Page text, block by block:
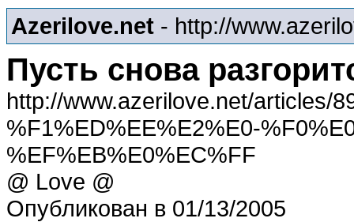
Azerilove.net - http://
Пусть снова
http://www.azerilove.net/articles/
%F1%ED%EE%E2%E0-
%EF%EB%E0%EC%FF
@ Love @
Опубликован в 01/13/2005